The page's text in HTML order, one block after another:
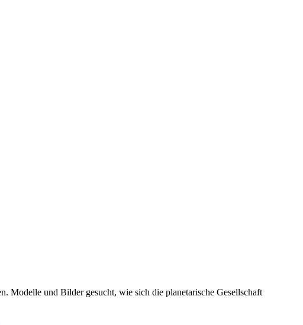
Modelle und Bilder gesucht, wie sich die planetarische Gesellschaft